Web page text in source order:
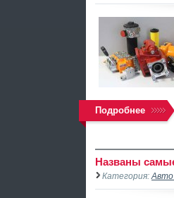
Подробнее
Названы
Категория: